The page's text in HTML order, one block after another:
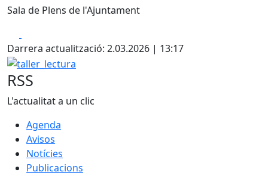
Sala de Plens de l'Ajuntament
Darrera actualització: 2.03.2026 | 13:17
taller_lectura
RSS
L'actualitat a un clic
Agenda
Avisos
Notícies
Publicacions